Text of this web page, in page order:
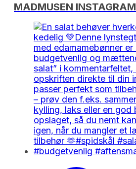
MADMUSEN INSTAGRAM